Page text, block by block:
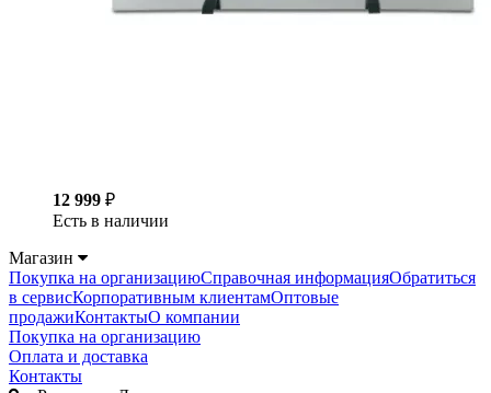
12 999 ₽
Есть в наличии
Магазин
Покупка на организациюСправочная информацияОбратиться
в сервисКорпоративным клиентамОптовые
продажиКонтактыО компании
Покупка на организацию
Оплата и доставка
Контакты